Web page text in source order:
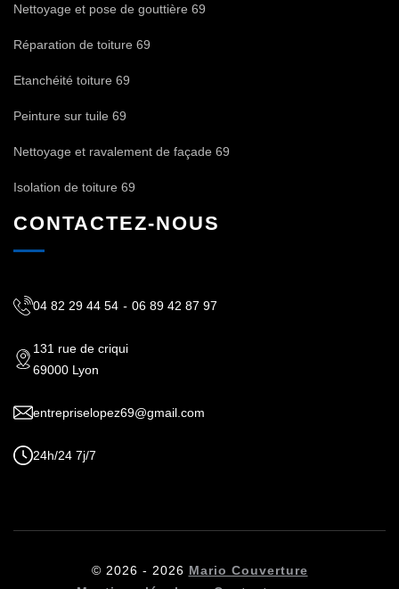
Nettoyage et pose de gouttière 69
Réparation de toiture 69
Etanchéité toiture 69
Peinture sur tuile 69
Nettoyage et ravalement de façade 69
Isolation de toiture 69
CONTACTEZ-NOUS
04 82 29 44 54 - 06 89 42 87 97
131 rue de criqui
69000 Lyon
entrepriselopez69@gmail.com
24h/24 7j/7
© 2026 - 2026 Mario Couverture